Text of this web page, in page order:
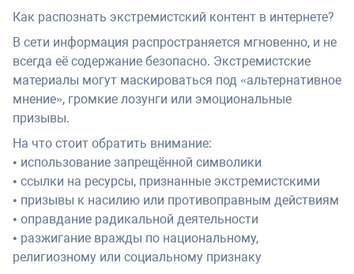
Как распознать экстремистский контент в интернете?
В сети информация распространяется мгновенно, и не
всегда её содержание безопасно. Экстремистские
материалы могут маскироваться под «альтернативное
мнение», громкие лозунги или эмоциональные
призывы.
На что стоит обратить внимание:
• использование запрещённой символики
• ссылки на ресурсы, признанные экстремистскими
• призывы к насилию или противоправным действиям
• оправдание радикальной деятельности
• разжигание вражды по национальному,
религиозному или социальному признаку